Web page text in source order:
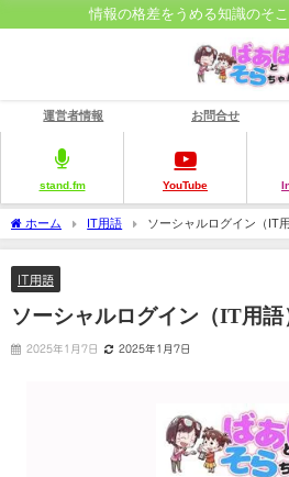
情報の格差をうめる知識のそ
運営者情報 お問合せ
stand.fm YouTube
ホーム IT用語 ソーシャルログイン（IT用
IT用語
ソーシャルログイン（IT用語
2025年1月7日 2025年1月7日